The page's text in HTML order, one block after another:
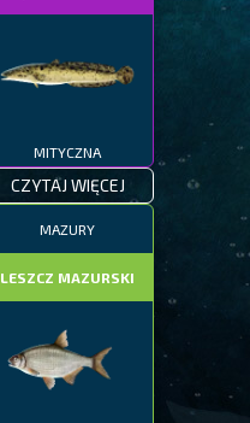
MITYCZNA
CZYTAJ WIĘCEJ
MAZURY
LESZCZ MAZURSKI